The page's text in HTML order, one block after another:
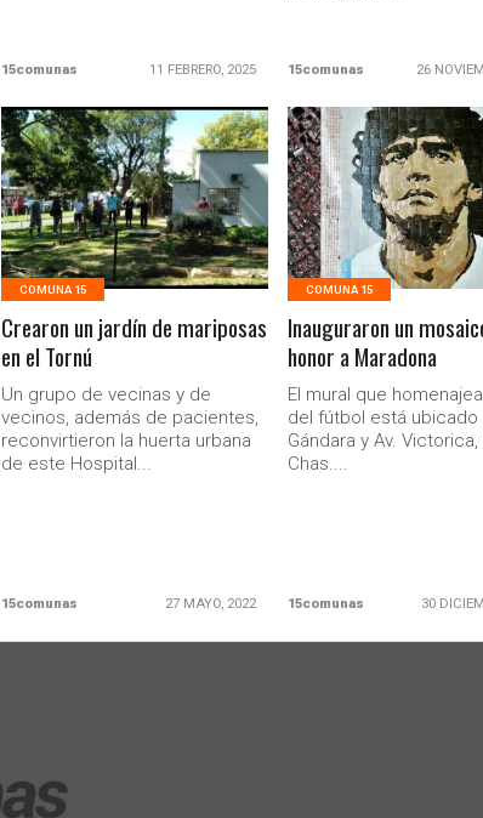
15comunas 11 FEBRERO, 2025 15comunas 26
LEER MAS
COMUNA 15
Crearon un jardín de mariposas
en el Tornú
Un grupo de vecinas y de
vecinos, además de pacientes,
reconvirtieron la huerta urbana
de este Hospital...
15comunas 27 MAYO, 2022
LEER MAS
COMUNA 15
Inauguraron un
honor a Maradona
El mural que
del fútbol está ubicado
Gándara y Av.
Chas....
15comunas 30